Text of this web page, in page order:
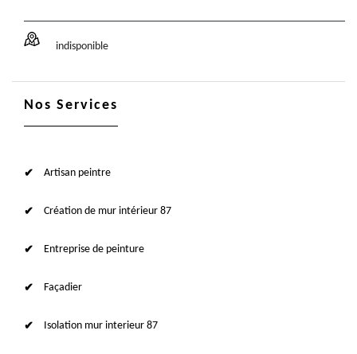
indisponible
Nos Services
Artisan peintre
Création de mur intérieur 87
Entreprise de peinture
Façadier
Isolation mur interieur 87